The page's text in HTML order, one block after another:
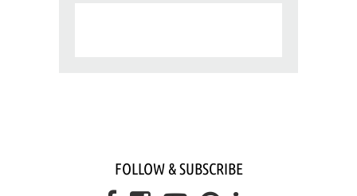
FOLLOW & SUBSCRIBE